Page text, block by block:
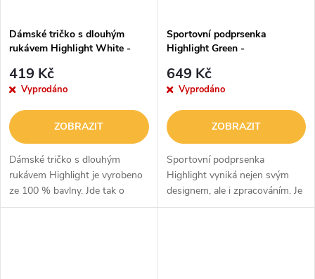
Dámské tričko s dlouhým
rukávem Highlight White -
419 Kč
Vyprodáno
ZOBRAZIT
Dámské tričko s dlouhým
rukávem Highlight je vyrobeno
ze 100 % bavlny. Jde tak o
maximálně prodyšný kousek.
Sportovní podprsenka
Highlight Green -
649 Kč
Vyprodáno
ZOBRAZIT
Sportovní podprsenka
Highlight vyniká nejen svým
designem, ale i zpracováním. Je
vyrobena z kombinace